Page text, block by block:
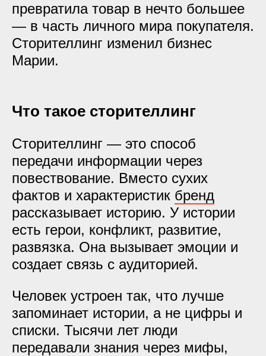
превратила товар в нечто большее
— в часть личного мира покупателя.
Сторителлинг изменил бизнес
Марии.
Что такое сторителлинг
Сторителлинг — это способ
передачи информации через
повествование. Вместо сухих
фактов и характеристик бренд
рассказывает историю. У истории
есть герои, конфликт, развитие,
развязка. Она вызывает эмоции и
создает связь с аудиторией.
Человек устроен так, что лучше
запоминает истории, а не цифры и
списки. Тысячи лет люди
передавали знания через мифы,